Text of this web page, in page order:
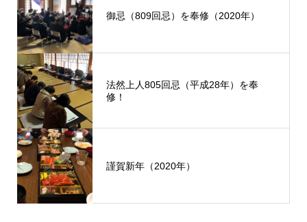
御忌（809回忌）を奉修（2020年）
法然上人805回忌（平成28年）を奉
修！
謹賀新年（2020年）